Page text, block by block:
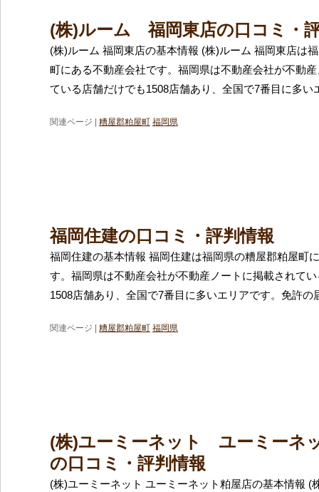
(株)ルーム 福岡東店の口コミ・
(株)ルーム 福岡東店の基本情報 (株)ルーム 福岡東店は
町にある不動産会社です。福岡県は不動産会社が不動
ている店舗だけでも1508店舗あり、全国で7番目に多い
関連ページ | 糟屋郡粕屋町 福岡県
福岡住建の口コミ・評判情報
福岡住建の基本情報 福岡住建は福岡県の糟屋郡粕屋町
す。福岡県は不動産会社が不動産ノートに掲載されて
1508店舗あり、全国で7番目に多いエリアです。免許の
関連ページ | 糟屋郡粕屋町 福岡県
(株)ユーミーネット ユーミーネ
の口コミ・評判情報
(株)ユーミーネット ユーミーネット粕屋店の基本情報 (